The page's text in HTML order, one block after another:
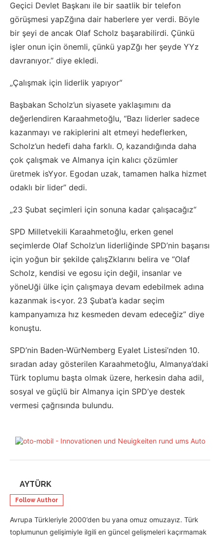
Geçici Devlet Başkanı ile bir saatlik bir telefon
görüşmesi yapZğına dair haberlere yer verdi. Böyle
bir şeyi de ancak Olaf Scholz başarabilirdi. Çünkü
işler onun için önemli, çünkü yapZğı her şeyde YYz
davranıyor.” diye ekledi.
„Çalışmak için liderlik yapıyor“
Başbakan Scholz’un siyasete yaklaşımını da
değerlendiren Karaahmetoğlu, “Bazı liderler sadece
kazanmayı ve rakiplerini alt etmeyi hedeflerken,
Scholz’un hedefi daha farklı. O, kazandığında daha
çok çalışmak ve Almanya için kalıcı çözümler
üretmek isYyor. Egodan uzak, tamamen halka hizmet
odaklı bir lider” dedi.
„23 Şubat seçimleri için sonuna kadar çalışacağız“
SPD Milletvekili Karaahmetoğlu, erken genel
seçimlerde Olaf Scholz’un liderliğinde SPD’nin başarısı
için yoğun bir şekilde çalışZklarını belira ve “Olaf
Scholz, kendisi ve egosu için değil, insanlar ve
yöneUği ülke için çalışmaya devam edebilmek adına
kazanmak is<yor. 23 Şubat’a kadar seçim
kampanyamıza hız kesmeden devam edeceğiz” diye
konuştu.
SPD’nin Baden-WürNemberg Eyalet Listesi’nden 10.
sıradan aday gösterilen Karaahmetoğlu, Almanya’daki
Türk toplumu başta olmak üzere, herkesin daha adil,
sosyal ve güçlü bir Almanya için SPD’ye destek
vermesi çağrısında bulundu.
AYTÜRK
Follow Author
Avrupa Türkleriyle 2000’den bu yana omuz omuzayız. Türk
toplumunun gelişimiyle ilgili en güncel gelişmeleri kaçırmamak